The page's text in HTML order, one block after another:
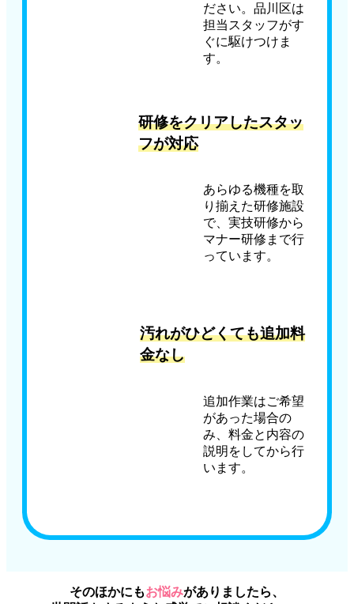
ださい。品川区は
担当スタッフがす
ぐに駆けつけま
す。
研修をクリアしたスタッ
フが対応
あらゆる機種を取
り揃えた研修施設
で、実技研修から
マナー研修まで行
っています。
汚れがひどくても追加料
金なし
追加作業はご希望
があった場合の
み、料金と内容の
説明をしてから行
います。
そのほかにもお悩みがありましたら、